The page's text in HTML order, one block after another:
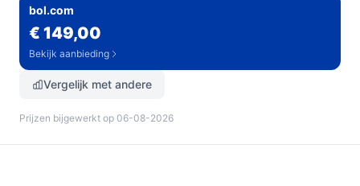
bol.com
€ 149,00
Bekijk aanbieding
Vergelijk met andere
Prijzen bijgewerkt op 06-08-2026